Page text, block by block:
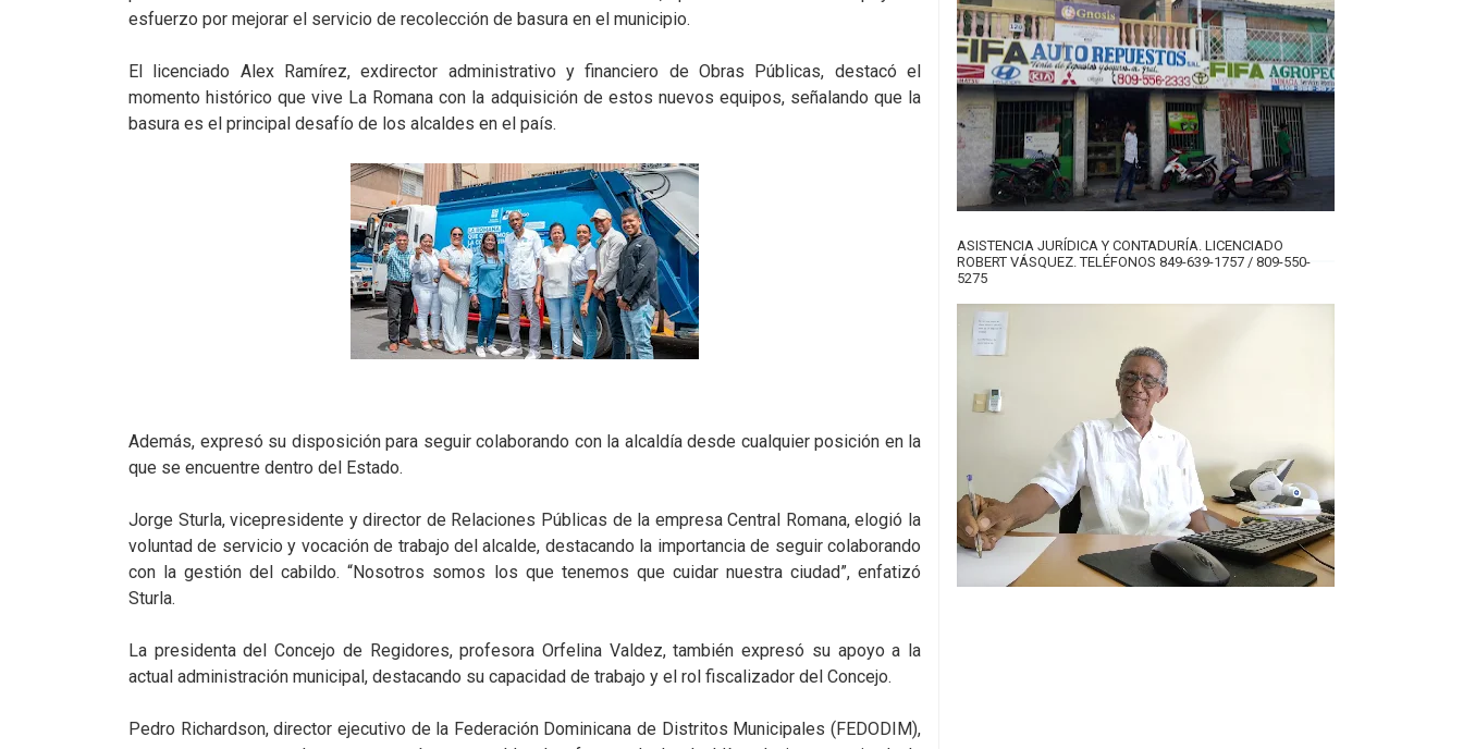
esfuerzo por mejorar el servicio de recolección de basura en el municipio.
El licenciado Alex Ramírez, exdirector administrativo y financiero de Obras Públicas, destacó el
momento histórico que vive La Romana con la adquisición de estos nuevos equipos, señalando que la
basura es el principal desafío de los alcaldes en el país.
Además, expresó su disposición para seguir colaborando con la alcaldía desde cualquier posición en la
que se encuentre dentro del Estado.
Jorge Sturla, vicepresidente y director de Relaciones Públicas de la empresa Central Romana, elogió la
voluntad de servicio y vocación de trabajo del alcalde, destacando la importancia de seguir colaborando
con la gestión del cabildo. “Nosotros somos los que tenemos que cuidar nuestra ciudad”, enfatizó
Sturla.
La presidenta del Concejo de Regidores, profesora Orfelina Valdez, también expresó su apoyo a la
actual administración municipal, destacando su capacidad de trabajo y el rol fiscalizador del Concejo.
Pedro Richardson, director ejecutivo de la Federación Dominicana de Distritos Municipales (FEDODIM),
ASISTENCIA JURÍDICA Y CONTADURÍA. LICENCIADO
ROBERT VÁSQUEZ. TELÉFONOS 849-639-1757 / 809-550-
5275